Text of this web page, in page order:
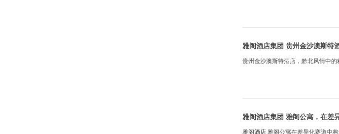
雅阁酒店集团 贵州金沙澳斯特
贵州金沙澳斯特酒店，黔北风情中的
雅阁酒店集团 雅阁公寓，在差
雅阁酒店 雅阁公寓在差异化赛道中